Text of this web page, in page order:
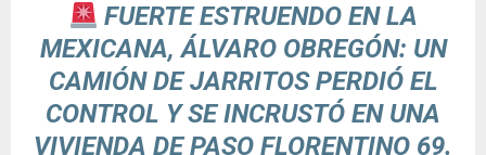
FUERTE ESTRUENDO EN LA
MEXICANA, ÁLVARO OBREGÓN: UN
CAMIÓN DE JARRITOS PERDIÓ EL
CONTROL Y SE INCRUSTÓ EN UNA
VIVIENDA DE PASO FLORENTINO 69.